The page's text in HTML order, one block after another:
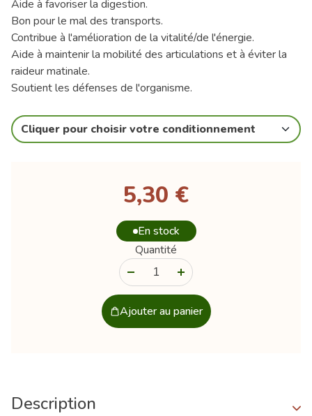
Aide à favoriser la digestion.
Bon pour le mal des transports.
Contribue à l'amélioration de la vitalité/de l'énergie.
Aide à maintenir la mobilité des articulations et à éviter la
raideur matinale.
Soutient les défenses de l'organisme.
Cliquer pour choisir votre conditionnement
5,30 €
En stock
Quantité
Ajouter au panier
Description